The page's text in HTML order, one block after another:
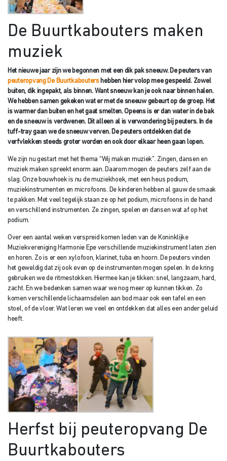
De Buurtkabouters maken
muziek
Het nieuwe jaar zijn we begonnen met een dik pak sneeuw. De peuters van
peuteropvang De Buurtkaboutershebben hier volop mee gespeeld. Zowel
buiten, dik ingepakt, als binnen. Want sneeuw kan je ook naar binnen halen.
We hebben samen gekeken wat er met de sneeuw gebeurt op de groep. Het
is warmer dan buiten en het gaat smelten. Opeens is er dan water in de bak
en de sneeuw is verdwenen. Dit alleen al is verwondering bij peuters. In de
tuff-tray gaan we de sneeuw verven. De peuters ontdekken dat de
verfvlekken steeds groter worden en ook door elkaar heen gaan lopen.
We zijn nu gestart met het thema “Wij maken muziek”. Zingen, dansen en
muziek maken spreekt enorm aan. Daarom mogen de peuters zelf aan de
slag. Onze bouwhoek is nu de muziekhoek, met een heus podium,
muziekinstrumenten en microfoons. De kinderen hebben al gauw de smaak
te pakken. Met veel tegelijk staan ze op het podium, microfoons in de hand
en verschillend instrumenten. Ze zingen, spelen en dansen wat af op het
podium.
Over een aantal weken verspreid komen leden van de Koninklijke
Muziekvereniging Harmonie Epe verschillende muziekinstrument laten zien
en horen. Zo is er een xylofoon, klarinet, tuba en hoorn. De peuters vinden
het geweldig dat zij ook even op de instrumenten mogen spelen. In de kring
gebruiken we de ritmestokken. Hiermee kan je tikken: snel, langzaam, hard,
zacht. En we bedenken samen waar we nog meer op kunnen tikken. Zo
komen verschillende lichaamsdelen aan bod maar ook een tafel en een
stoel, of de vloer. Wat leren we veel en ontdekken dat alles een ander geluid
heeft.
Herfst bij peuteropvang De
Buurtkabouters